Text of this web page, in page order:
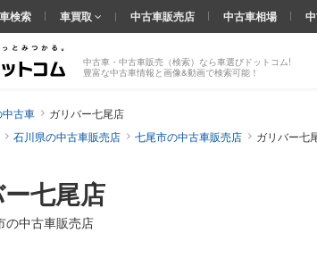
七尾店
の中古車販売店
中古車・中古車販売（検索）なら車選びドットコム!
豊富な中古車情報と画像&動画で検索可能！
検索 車買取 中古車販売店 中古車相場
古車
ガリバー七尾店
石川県の中古車販売店 七尾市の中古車販売店 ガリバー七